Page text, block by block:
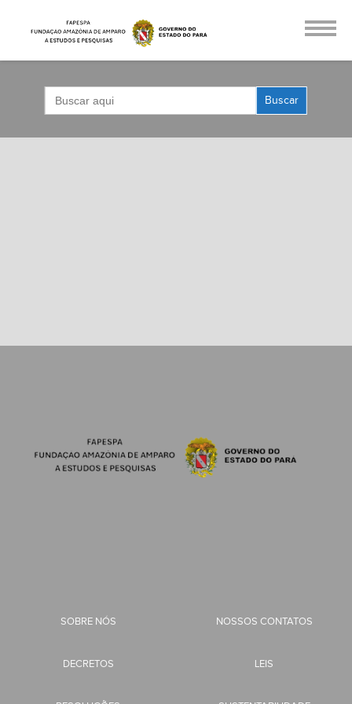
Search
for:
SOBRE NÓS NOSSOS CONTATOS
DECRETOS LEIS